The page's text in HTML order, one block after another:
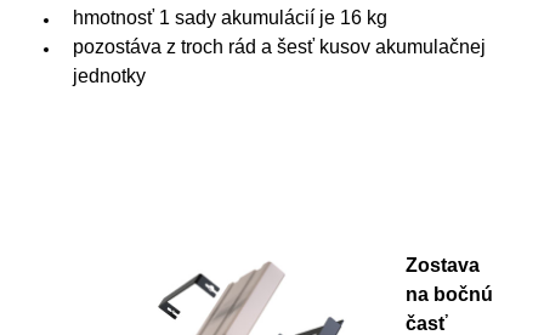
hmotnosť 1 sady akumulácií je 16 kg
pozostáva z troch rád a šesť kusov akumulačnej
jednotky
Zostava
na bočnú
časť